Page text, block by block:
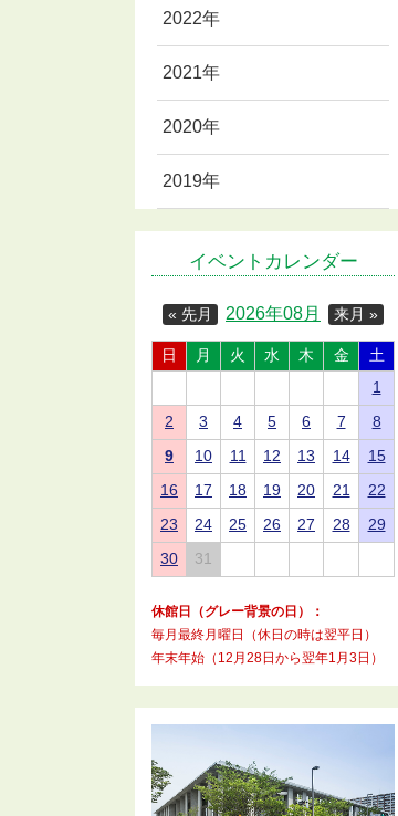
2022年
2021年
2020年
2019年
イベントカレンダー
« 先月 来月 »
2026年08月
日 月 火 水 木 金
土
1
2 3 4 5 6 7 8
9 10 11 12 13 14 15
16 17 18 19 20 21 22
23 24 25 26 27 28 29
30 31
休館日（グレー背景の日）：
毎月最終月曜日（休日の時は翌平日）
年末年始（12月28日から翌年1月3日）